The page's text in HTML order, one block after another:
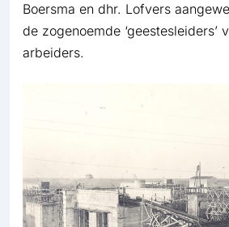
Boersma en dhr. Lofvers
de zogenoemde ‘geestesleiders’
arbeiders.